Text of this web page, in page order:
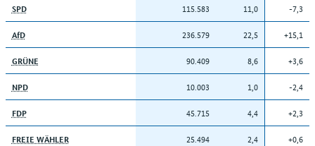
SPD 115.583 11,0 -7,3
AfD 236.579 22,5 +15,1
GRÜNE 90.409 8,6 +3,6
NPD 10.003 1,0 -2,4
FDP 45.715 4,4 +2,3
FREIE WÄHLER 25.494 2,4 +0,6